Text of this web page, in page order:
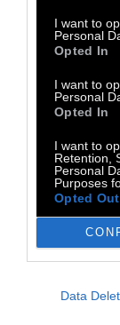
I want to
Personal
Opted In
I want to
Personal
Opted In
I want to
Retention,
Personal
Purposes
Opted Out
Data
ΣΥΝΑΥΛΙΑ
Μουσική
Liza Lim:
Anders
Stéphane
economic
Christian
(2030: A